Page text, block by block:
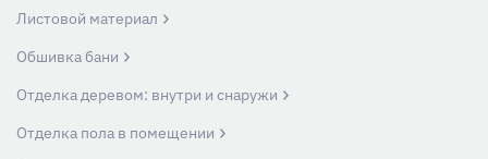
Листовой материал
Обшивка бани
Отделка деревом: внутри и снаружи
Отделка пола в помещении